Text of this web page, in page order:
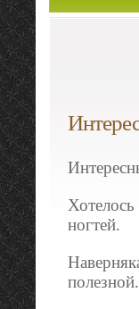
ногтей.
полезной.